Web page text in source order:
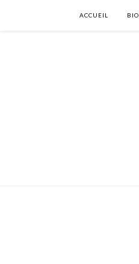
ACCUEIL BIO